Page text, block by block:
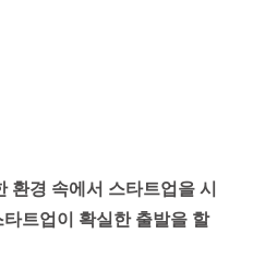
경 속에서 스타트업을 시
트업이 확실한 출발을 할